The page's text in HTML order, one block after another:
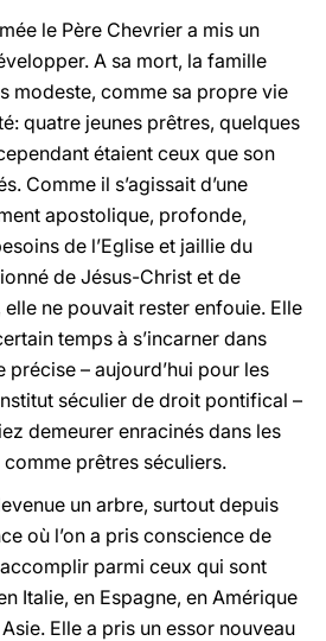
le Père Chevrier a mis un
A sa mort, la famille
modeste, comme sa propre vie
quatre jeunes prêtres, quelques
étaient ceux que son
Comme il s’agissait d’une
apostolique, profonde,
de l’Eglise et jaillie du
de Jésus-Christ et de
elle ne pouvait rester enfouie. Elle
temps à s’incarner dans
– aujourd’hui pour les
séculier de droit pontifical –
demeurer enracinés dans les
prêtres séculiers.
un arbre, surtout depuis
où l’on a pris conscience de
parmi ceux qui sont
Italie, en Espagne, en Amérique
Elle a pris un essor nouveau